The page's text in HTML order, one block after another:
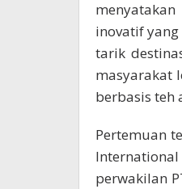
inovatif
tarik
masyarakat
berbasis teh
Pertemuan
International
perwakilan